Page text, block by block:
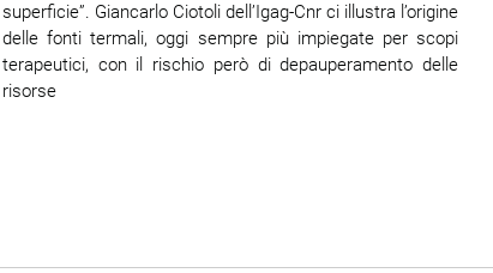
superficie”. Giancarlo Ciotoli dell’Igag-Cnr ci illustra l’origine
delle fonti termali, oggi sempre più impiegate per scopi
terapeutici, con il rischio però di depauperamento delle
risorse